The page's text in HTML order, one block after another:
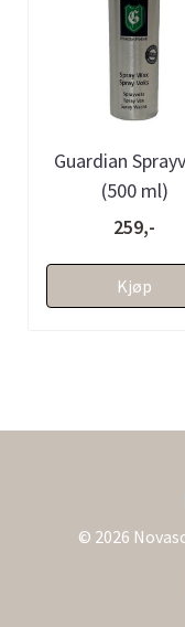
Guardian
(500 ml)
259,-
Kjøp
© 2026